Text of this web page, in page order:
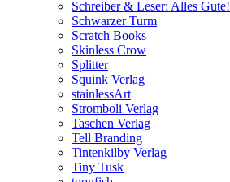
Schreiber & Leser: Alles Gute!
Schwarzer Turm
Scratch Books
Skinless Crow
Splitter
Squink Verlag
stainlessArt
Stromboli Verlag
Taschen Verlag
Tell Branding
Tintenkilby Verlag
Tiny Tusk